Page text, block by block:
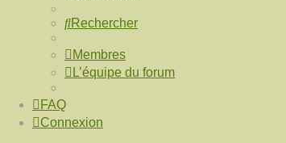
Rechercher
Membres
L’équipe du forum
FAQ
Connexion